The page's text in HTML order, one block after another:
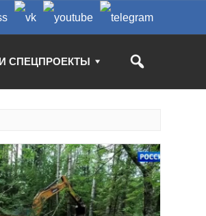
СПЕЦПРОЕКТЫ